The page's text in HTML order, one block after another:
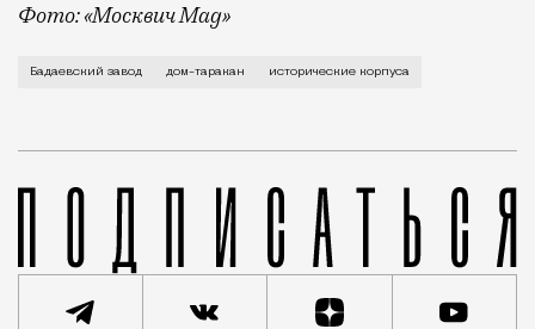
Фото: «Москвич Mag»
О документе узнал «Архнадзор» — новый дом
Бадаевский завод дом-таракан исторические корпуса